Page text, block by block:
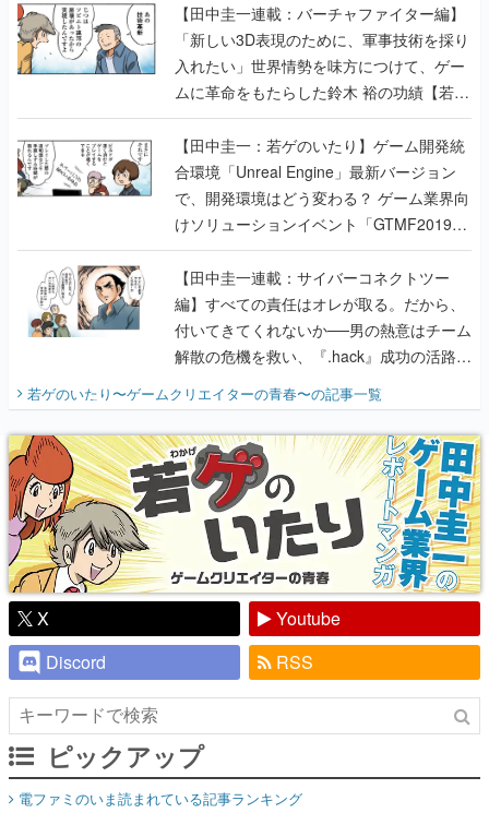
【田中圭一連載：バーチャファイター編】
「新しい3D表現のために、軍事技術を採り
入れたい」世界情勢を味方につけて、ゲー
ムに革命をもたらした鈴木 裕の功績【若ゲ
のいたり】
【田中圭一：若ゲのいたり】ゲーム開発統
合環境「Unreal Engine」最新バージョン
で、開発環境はどう変わる？ ゲーム業界向
けソリューションイベント「GTMF2019」
に行って、より理解を深めよう【PR】
【田中圭一連載：サイバーコネクトツー
編】すべての責任はオレが取る。だから、
付いてきてくれないか──男の熱意はチーム
解散の危機を救い、『.hack』成功の活路を
『少年ジャンプ』色だった【若ゲのいた
り】
若ゲのいたり〜ゲームクリエイターの青春〜の記事一覧
X
Youtube
Discord
RSS
ピックアップ
電ファミのいま読まれている記事ランキング